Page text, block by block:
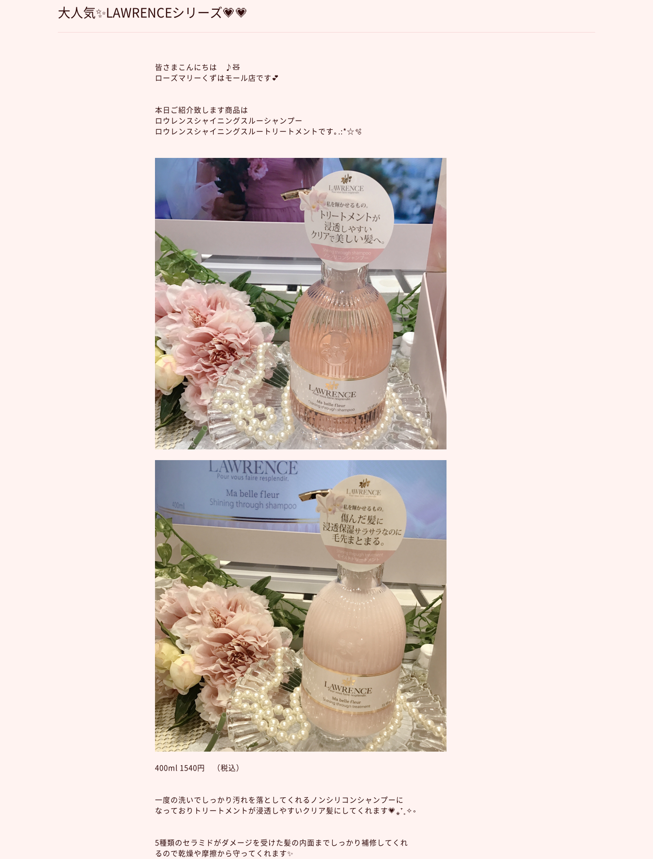
大人気✨LAWRENCEシリーズ💗💗
皆さまこんにちは ♪🧸
ローズマリーくずはモール店です💕
本日ご紹介致します商品は
ロウレンスシャイニングスルーシャンプー
ロウレンスシャイニングスルートリートメントです｡.:*☆🫧
400ml 1540円 （税込）
一度の洗いでしっかり汚れを落としてくれるノンシリコンシャンプーに
なっておりトリートメントが浸透しやすいクリア髪にしてくれます💗⁎⁺˳✧༚
5種類のセラミドがダメージを受けた髪の内面までしっかり補修してくれ
るので乾燥や摩擦から守ってくれます✨